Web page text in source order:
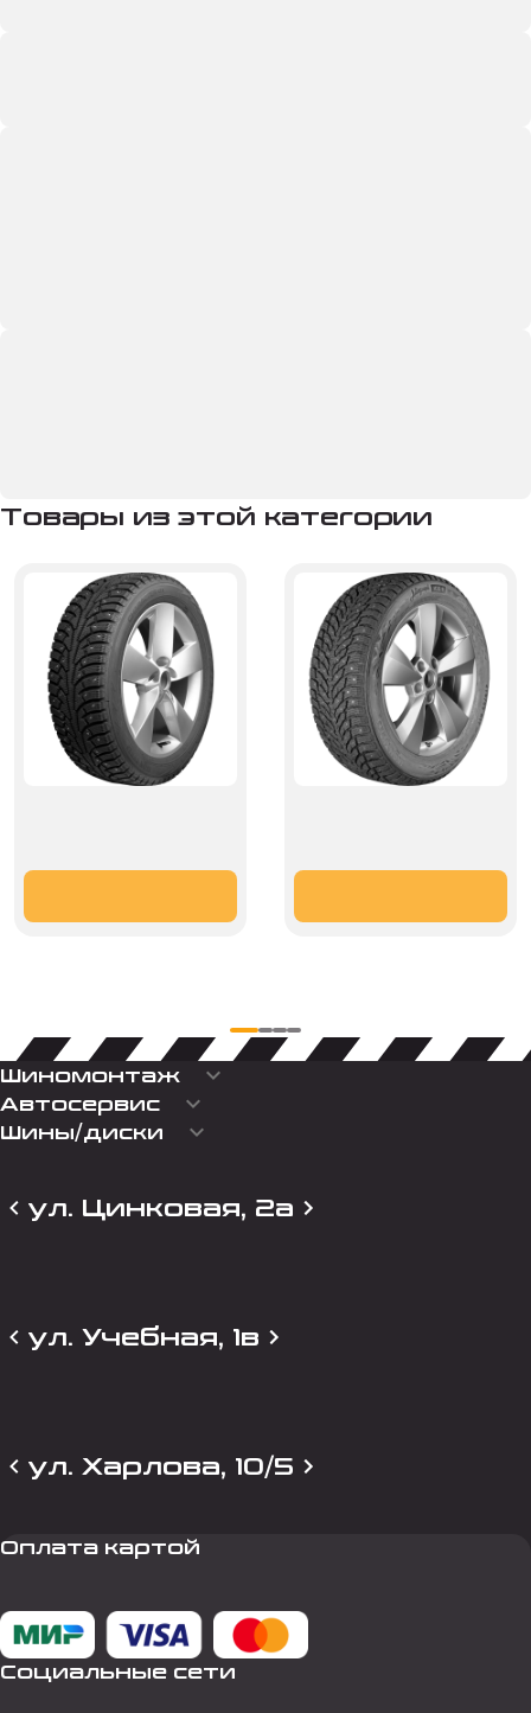
Товары из этой категории
Шиномонтаж keyboard_arrow_down
Автосервис keyboard_arrow_down
Шины/диски keyboard_arrow_down
ул. Цинковая, 2а
ул. Учебная, 1в
ул. Харлова, 10/5
Оплата картой
Социальные сети